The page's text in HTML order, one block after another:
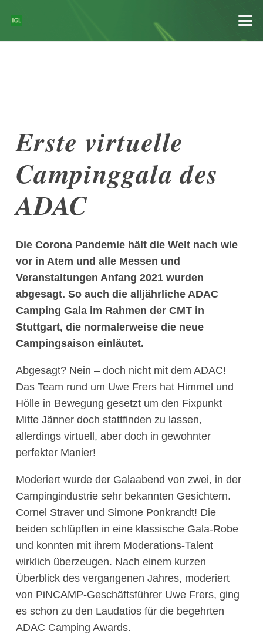
Erste virtuelle
Campinggala des
ADAC
Die Corona Pandemie hält die Welt nach wie
vor in Atem und alle Messen und
Veranstaltungen Anfang 2021 wurden
abgesagt. So auch die alljährliche ADAC
Camping Gala im Rahmen der CMT in
Stuttgart, die normalerweise die neue
Campingsaison einläutet.
Abgesagt? Nein – doch nicht mit dem ADAC!
Das Team rund um Uwe Frers hat Himmel und
Hölle in Bewegung gesetzt um den Fixpunkt
Mitte Jänner doch stattfinden zu lassen,
allerdings virtuell, aber doch in gewohnter
perfekter Manier!
Moderiert wurde der Galaabend von zwei, in der
Campingindustrie sehr bekannten Gesichtern.
Cornel Straver und Simone Ponkrandt! Die
beiden schlüpften in eine klassische Gala-Robe
und konnten mit ihrem Moderations-Talent
wirklich überzeugen. Nach einem kurzen
Überblick des vergangenen Jahres, moderiert
von PiNCAMP-Geschäftsführer Uwe Frers, ging
es schon zu den Laudatios für die begehrten
ADAC Camping Awards.